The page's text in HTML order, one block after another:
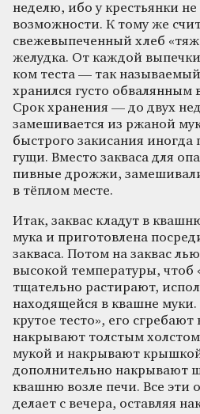
неделю, ибо у крестьянки
возможности. К тому же
свежевыпеченный хлеб
желудка. От каждой
ком теста — так называемый
хранился густо обвалянным
Срок хранения — до двух
замешивается из ржаной
быстрого закисания иногда
гущи. Вместо закваса для
пивные дрожжи,
в тёплом месте.
Итак, заквас кладут в
мука и приготовлена
закваса. Потом на заквас
высокой температуры, чтоб
тщательно растирают,
находящейся в квашне муки.
крутое тесто», его сгребают
накрывают толстым
мукой и накрывают
дополнительно накрывают
квашню возле печи. Все эти
делает с вечера, оставляя